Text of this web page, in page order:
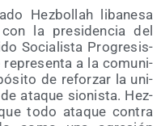
Hez­bo­llah liba­ne­sa
la pre­si­den­cia del
Socia­lis­ta Pro­gre­sis­
repre­sen­ta a la comu­ni­
de refor­zar la uni­
ata­que sio­nis­ta. Hez­
todo ata­que con­tra